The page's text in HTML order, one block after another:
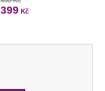
399 Kč